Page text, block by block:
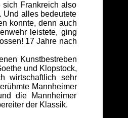
sich Frankreich also
Und alles bedeutete
konnte, denn auch
leistete, ging
17 Jahre nach
Kunstbestreben
und Klopstock,
wirtschaftlich sehr
Mannheimer
die Mannheimer
der Klassik.